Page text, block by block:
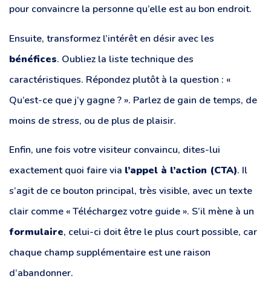
pour convaincre la personne qu’elle est au bon endroit.
Ensuite, transformez l’intérêt en désir avec les
bénéfices. Oubliez la liste technique des
caractéristiques. Répondez plutôt à la question : «
Qu’est-ce que j’y gagne ? ». Parlez de gain de temps, de
moins de stress, ou de plus de plaisir.
Enfin, une fois votre visiteur convaincu, dites-lui
exactement quoi faire via l’appel à l’action (CTA). Il
s’agit de ce bouton principal, très visible, avec un texte
clair comme « Téléchargez votre guide ». S’il mène à un
formulaire, celui-ci doit être le plus court possible, car
chaque champ supplémentaire est une raison
d’abandonner.